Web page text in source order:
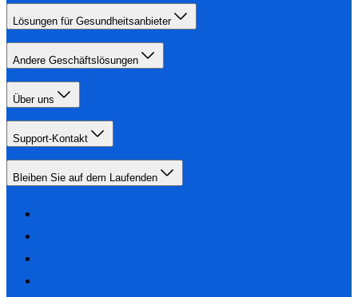
Lösungen für Gesundheitsanbieter
Andere Geschäftslösungen
Über uns
Support-Kontakt
Bleiben Sie auf dem Laufenden